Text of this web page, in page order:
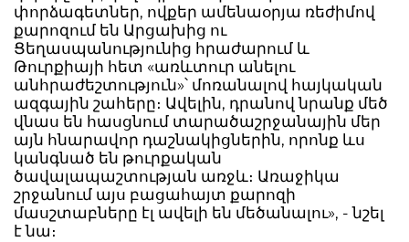
փորձագետներ, ովքեր ամենաօրյա ռեժիմով
քարոզում են Արցախից ու
Ցեղասպանությունից հրաժարում և
Թուրքիայի հետ «առևտուր անելու
անհրաժեշտություն»՝ մոռանալով հայկական
ազգային շահերը։ Ավելին, դրանով նրանք մեծ
վնաս են հասցնում տարածաշրջանային մեր
այն հնարավոր դաշնակիցներին, որոնք ևս
կանգնած են թուրքական
ծավալապաշտության առջև։ Առաջիկա
շրջանում այս բացահայտ քարոզի
մասշտաբները էլ ավելի են մեծանալու», - նշել
է նա։